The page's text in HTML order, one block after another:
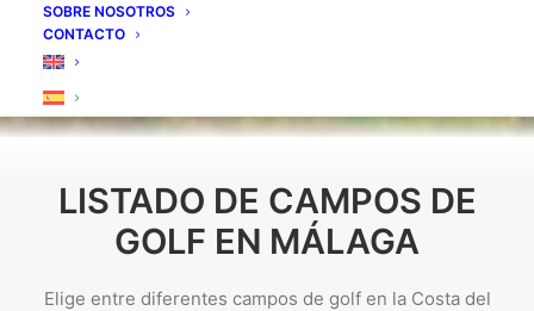
SOBRE NOSOTROS
CONTACTO
LISTADO DE CAMPOS DE
GOLF EN MÁLAGA
Elige entre diferentes campos de golf en la Costa del